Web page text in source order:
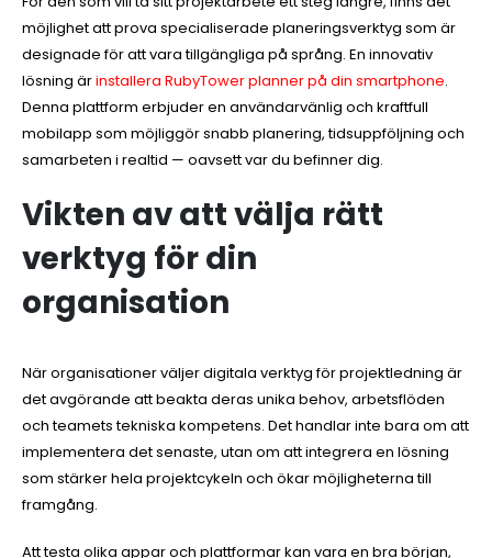
möjlighet att prova specialiserade planeringsverktyg som är
designade för att vara tillgängliga på språng. En innovativ
lösning ärinstallera RubyTower planner på din smartphone.
Denna plattform erbjuder en användarvänlig och kraftfull
mobilapp som möjliggör snabb planering, tidsuppföljning och
samarbeten i realtid — oavsett var du befinner dig.
Vikten av att välja rätt
verktyg för din
organisation
När organisationer väljer digitala verktyg för projektledning är
det avgörande att beakta deras unika behov, arbetsflöden
och teamets tekniska kompetens. Det handlar inte bara om att
implementera det senaste, utan om att integrera en lösning
som stärker hela projektcykeln och ökar möjligheterna till
framgång.
Att testa olika appar och plattformar kan vara en bra början,